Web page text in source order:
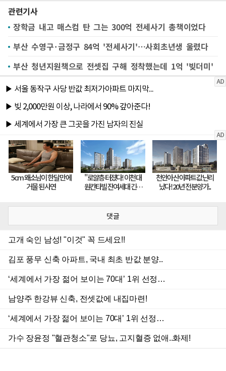
관련기사
장학금 내고 매스컴 탄 그는 300억 전세사기 총책이었다
부산 수영구·금정구 84억 '전세사기'…사회초년생 울렸다
부산 청년지원책으로 전셋집 구해 정착했는데 1억 '빚더미'
댓글